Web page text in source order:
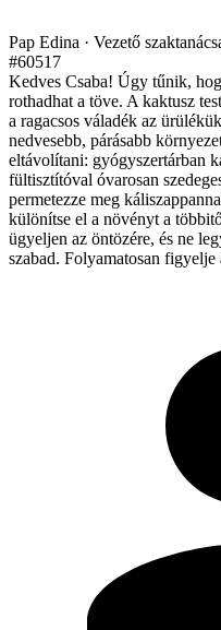
Pap Edina · Vezető
#60517
Kedves Csaba! Úgy tűnik,
rothadhat a töve. A kaktusz
a ragacsos váladék az
nedvesebb, párásabb
eltávolítani: gyógyszertárban
fültisztítóval óvarosan
permetezze meg
különítse el a növényt a
ügyeljen az öntözére, és ne
szabad. Folyamatosan figyelje